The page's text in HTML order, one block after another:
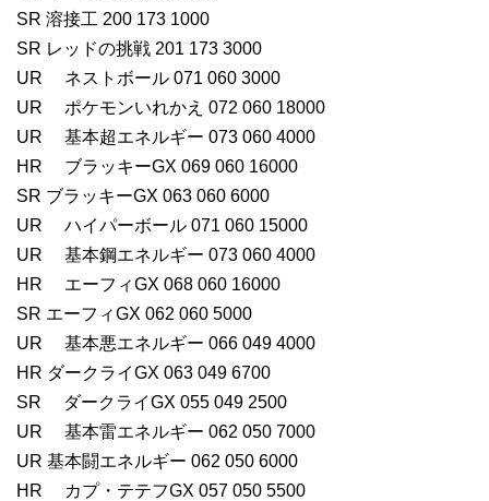
SR 溶接工 200 173 1000
SR レッドの挑戦 201 173 3000
UR ネストボール 071 060 3000
UR ポケモンいれかえ 072 060 18000
UR 基本超エネルギー 073 060 4000
HR ブラッキーGX 069 060 16000
SR ブラッキーGX 063 060 6000
UR ハイパーボール 071 060 15000
UR 基本鋼エネルギー 073 060 4000
HR エーフィGX 068 060 16000
SR エーフィGX 062 060 5000
UR 基本悪エネルギー 066 049 4000
HR ダークライGX 063 049 6700
SR ダークライGX 055 049 2500
UR 基本雷エネルギー 062 050 7000
UR 基本闘エネルギー 062 050 6000
HR カプ・テテフGX 057 050 5500